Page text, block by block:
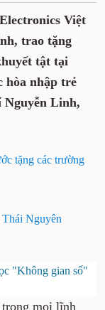
Việt
trao tặng
tật tại
hòa nhập trẻ
Nguyễn Linh,
tặng các trường
Thái Nguyên
"Không gian số"
trong mọi lĩnh